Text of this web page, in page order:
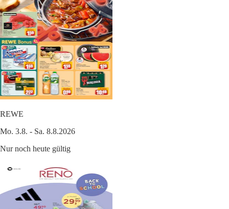
REWE
Mo. 3.8. - Sa. 8.8.2026
Nur noch heute gültig